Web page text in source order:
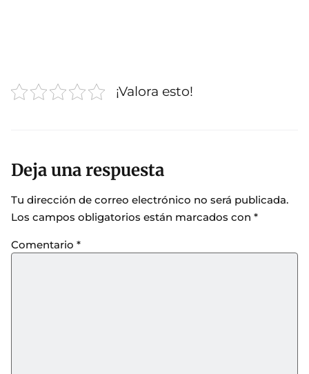
¡Valora esto!
Deja una respuesta
Tu dirección de correo electrónico no será publicada.
Los campos obligatorios están marcados con *
Comentario *